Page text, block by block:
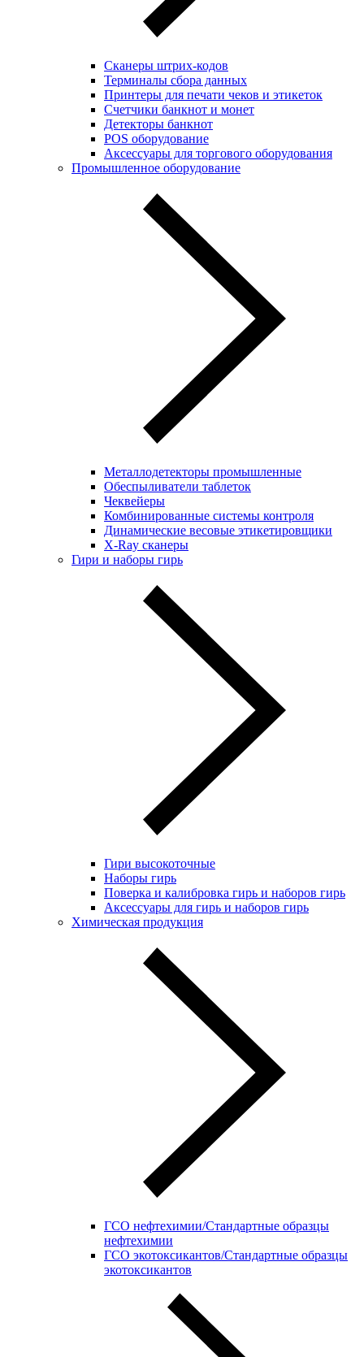
Сканеры штрих-кодов
Терминалы сбора данных
Принтеры для печати чеков и этикеток
Cчетчики банкнот и монет
Детекторы банкнот
POS оборудование
Аксессуары для торгового оборудования
Промышленное оборудование
Металлодетекторы промышленные
Обеспыливатели таблеток
Чеквейеры
Комбинированные системы контроля
Динамические весовые этикетировщики
X-Ray сканеры
Гири и наборы гирь
Гири высокоточные
Наборы гирь
Поверка и калибровка гирь и наборов гирь
Аксессуары для гирь и наборов гирь
Химическая продукция
ГСО нефтехимии/Стандартные образцы
нефтехимии
ГСО экотоксикантов/Стандартные образцы
экотоксикантов